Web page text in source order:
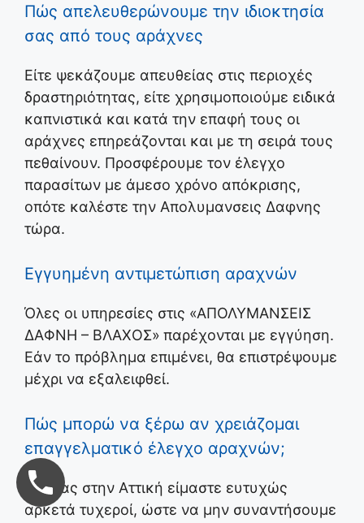
Πώς απελευθερώνουμε την ιδιοκτησία
σας από τους αράχνες
Είτε ψεκάζουμε απευθείας στις περιοχές
δραστηριότητας, είτε χρησιμοποιούμε ειδικά
καπνιστικά και κατά την επαφή τους οι
αράχνες επηρεάζονται και με τη σειρά τους
πεθαίνουν. Προσφέρουμε τον έλεγχο
παρασίτων με άμεσο χρόνο απόκρισης,
οπότε καλέστε την Απολυμανσεις Δαφνης
τώρα.
Εγγυημένη αντιμετώπιση αραχνών
Όλες οι υπηρεσίες στις «ΑΠΟΛΥΜΑΝΣΕΙΣ
ΔΑΦΝΗ – ΒΛΑΧΟΣ» παρέχονται με εγγύηση.
Εάν το πρόβλημα επιμένει, θα επιστρέψουμε
μέχρι να εξαλειφθεί.
Πώς μπορώ να ξέρω αν χρειάζομαι
επαγγελματικό έλεγχο αραχνών;
Ζώντας στην Αττική είμαστε ευτυχώς
αρκετά τυχεροί, ώστε να μην συναντήσουμε